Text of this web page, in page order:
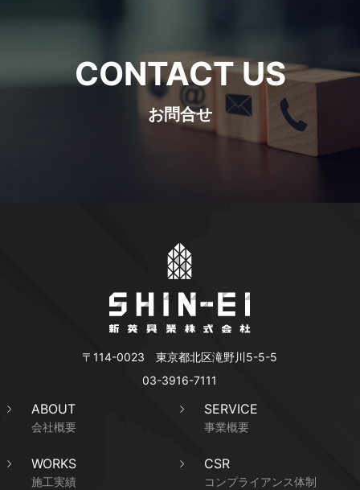
CONTACT US
お問合せ
〒114-0023 東京都北区滝野川5-5-5
03-3916-7111
ABOUT
会社概要
SERVICE
事業概要
WORKS
施工実績
CSR
コンプライアンス体制